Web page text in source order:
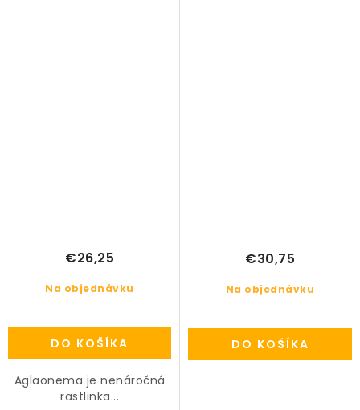
Na objednávku
€26,25
DO KOŠÍKA
Aglaonema je nenáročná
rastlinka...
Na objednávku
€30,75
DO KOŠÍKA